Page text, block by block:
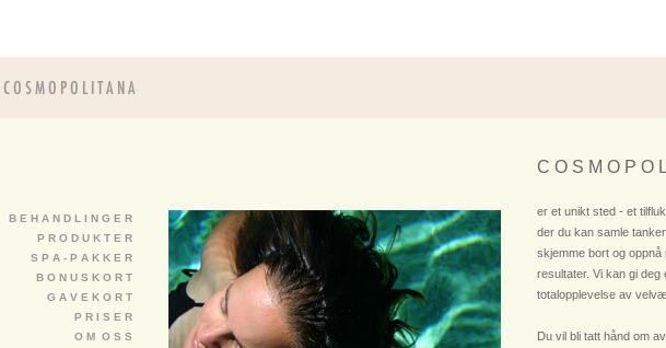
C O S M O P O
er et unikt sted - et
der du kan samle
skjemme bort og oppnå
resultater. Vi kan gi deg
totalopplevelse av
Du vil bli tatt hånd om
B E H A N D L I N G E R
P R O D U K T E R
S P A - P A K K E R
B O N U S K O R T
G A V E K O R T
P R I S E R
O M O S S